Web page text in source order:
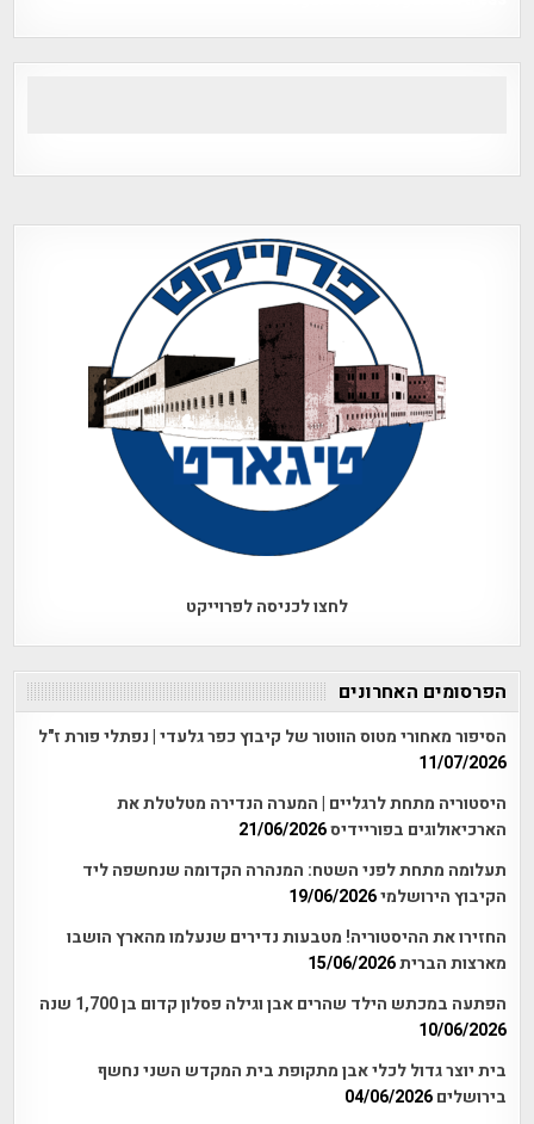
לחצו לכניסה לפרוייקט
הפרסומים האחרונים
הסיפור מאחורי מטוס הווטור של קיבוץ כפר גלעדי | נפתלי פורת ז"ל
11/07/2026
היסטוריה מתחת לרגליים | המערה הנדירה מטלטלת את
הארכיאולוגים בפוריידיס21/06/2026
תעלומה מתחת לפני השטח: המנהרה הקדומה שנחשפה ליד
הקיבוץ הירושלמי19/06/2026
החזירו את ההיסטוריה! מטבעות נדירים שנעלמו מהארץ הושבו
מארצות הברית15/06/2026
הפתעה במכתש הילד שהרים אבן וגילה פסלון קדום בן 1,700 שנה
10/06/2026
בית יוצר גדול לכלי אבן מתקופת בית המקדש השני נחשף
בירושלים 04/06/2026